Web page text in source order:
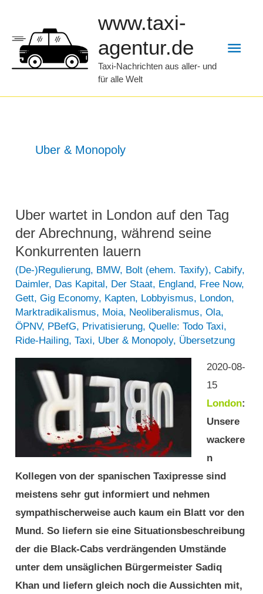
springen
www.taxi-
agentur.de
Taxi-Nachrichten aus aller- und
für alle Welt
Uber & Monopoly
Uber wartet in London auf den Tag
der Abrechnung, während seine
Konkurrenten lauern
(De-)Regulierung, BMW, Bolt (ehem. Taxify),Cabify,
Daimler, Das Kapital, Der Staat, England, Free Now,
Gett,Gig Economy, Kapten, Lobbyismus, London,
Marktradikalismus, Moia, Neoliberalismus,Ola,
ÖPNV, PBefG, Privatisierung,Quelle: Todo Taxi,
Ride-Hailing,Taxi, Uber & Monopoly, Übersetzung
2020-08-
15
London:
Unsere
wackere
n
Kollegen von der spanischen Taxipresse sind
meistens sehr gut informiert und nehmen
sympathischerweise auch kaum ein Blatt vor den
Mund. So liefern sie eine Situationsbeschreibung
der die Black-Cabs verdrängenden Umstände
unter dem unsäglichen Bürgermeister Sadiq
Khan und liefern gleich noch die Aussichten mit,